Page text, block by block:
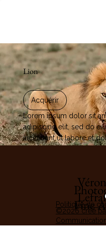
Lion
Lorem ipsum dolor sit
adipiscing elit, sed do
incididunt ut labore et
Acquérir
Fine
©2026 créé
Politique de